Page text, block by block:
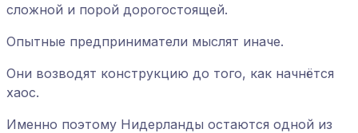
сложной и порой дорогостоящей.
Опытные предприниматели мыслят иначе.
Они возводят конструкцию до того, как начнётся
хаос.
Именно поэтому Нидерланды остаются одной из